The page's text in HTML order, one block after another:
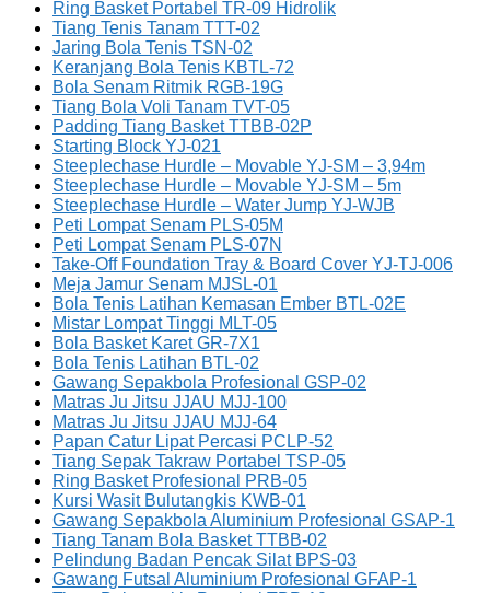
Ring Basket Portabel TR-09 Hidrolik
Tiang Tenis Tanam TTT-02
Jaring Bola Tenis TSN-02
Keranjang Bola Tenis KBTL-72
Bola Senam Ritmik RGB-19G
Tiang Bola Voli Tanam TVT-05
Padding Tiang Basket TTBB-02P
Starting Block YJ-021
Steeplechase Hurdle – Movable YJ-SM – 3,94m
Steeplechase Hurdle – Movable YJ-SM – 5m
Steeplechase Hurdle – Water Jump YJ-WJB
Peti Lompat Senam PLS-05M
Peti Lompat Senam PLS-07N
Take-Off Foundation Tray & Board Cover YJ-TJ-006
Meja Jamur Senam MJSL-01
Bola Tenis Latihan Kemasan Ember BTL-02E
Mistar Lompat Tinggi MLT-05
Bola Basket Karet GR-7X1
Bola Tenis Latihan BTL-02
Gawang Sepakbola Profesional GSP-02
Matras Ju Jitsu JJAU MJJ-100
Matras Ju Jitsu JJAU MJJ-64
Papan Catur Lipat Percasi PCLP-52
Tiang Sepak Takraw Portabel TSP-05
Ring Basket Profesional PRB-05
Kursi Wasit Bulutangkis KWB-01
Gawang Sepakbola Aluminium Profesional GSAP-1
Tiang Tanam Bola Basket TTBB-02
Pelindung Badan Pencak Silat BPS-03
Gawang Futsal Aluminium Profesional GFAP-1